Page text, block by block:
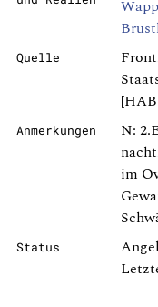
Quelle
Anmerkungen
N:
im
Status